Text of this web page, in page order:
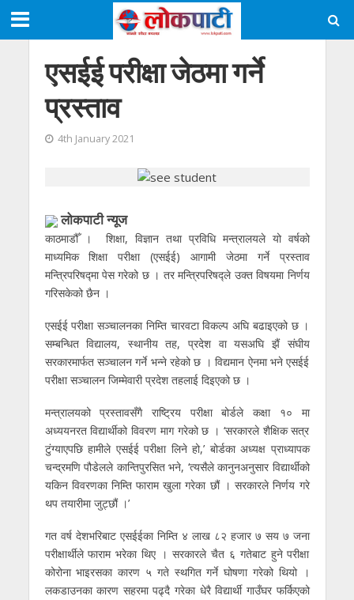
एसईई परीक्षा जेठमा गर्ने
प्रस्ताव
4th January 2021
लोकपाटी न्यूज
काठमाडौँ । शिक्षा, विज्ञान तथा प्रविधि मन्त्रालयले यो वर्षको
माध्यमिक शिक्षा परीक्षा (एसईई) आगामी जेठमा गर्ने प्रस्ताव
मन्त्रिपरिषद्मा पेस गरेको छ । तर मन्त्रिपरिषद्ले उक्त विषयमा निर्णय
गरिसकेको छैन ।
एसईई परीक्षा सञ्चालनका निम्ति चारवटा विकल्प अघि बढाइएको छ ।
सम्बन्धित विद्यालय, स्थानीय तह, प्रदेश वा यसअघि झैं संघीय
सरकारमार्फत सञ्चालन गर्ने भन्ने रहेको छ । विद्यमान ऐनमा भने एसईई
परीक्षा सञ्चालन जिम्मेवारी प्रदेश तहलाई दिइएको छ ।
मन्त्रालयको प्रस्तावसँगै राष्ट्रिय परीक्षा बोर्डले कक्षा १० मा
अध्ययनरत विद्यार्थीको विवरण माग गरेको छ । ‘सरकारले शैक्षिक सत्र
टुंग्याएपछि हामीले एसईई परीक्षा लिने हो,’ बोर्डका अध्यक्ष प्राध्यापक
चन्द्रमणि पौडेलले कान्तिपुरसित भने, ‘त्यसैले कानुनअनुसार विद्यार्थीको
यकिन विवरणका निम्ति फाराम खुला गरेका छौं । सरकारले निर्णय गरे
थप तयारीमा जुट्छौं ।’
गत वर्ष देशभरिबाट एसईईका निम्ति ४ लाख ८२ हजार ७ सय ७ जना
परीक्षार्थीले फाराम भरेका थिए । सरकारले चैत ६ गतेबाट हुने परीक्षा
कोरोना भाइरसका कारण ५ गते स्थगित गर्ने घोषणा गरेको थियो ।
लकडाउनका कारण सहरमा पढ्दै गरेका धेरै विद्यार्थी गाउँघर फर्किएको